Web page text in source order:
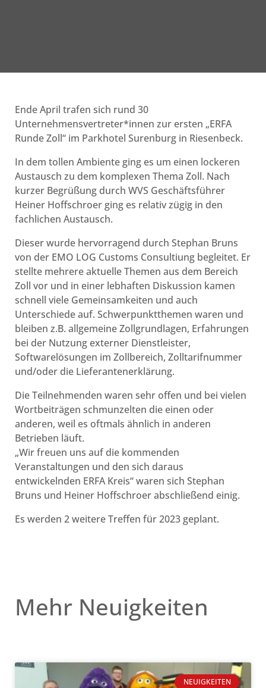
Ende April trafen sich rund 30
Unternehmensvertreter*innen zur ersten „ERFA
Runde Zoll“ im Parkhotel Surenburg in Riesenbeck.
In dem tollen Ambiente ging es um einen lockeren
Austausch zu dem komplexen Thema Zoll. Nach
kurzer Begrüßung durch WVS Geschäftsführer
Heiner Hoffschroer ging es relativ zügig in den
fachlichen Austausch.
Dieser wurde hervorragend durch Stephan Bruns
von der EMO LOG Customs Consultiung begleitet. Er
stellte mehrere aktuelle Themen aus dem Bereich
Zoll vor und in einer lebhaften Diskussion kamen
schnell viele Gemeinsamkeiten und auch
Unterschiede auf. Schwerpunktthemen waren und
bleiben z.B. allgemeine Zollgrundlagen, Erfahrungen
bei der Nutzung externer Dienstleister,
Softwarelösungen im Zollbereich, Zolltarifnummer
und/oder die Lieferantenerklärung.
Die Teilnehmenden waren sehr offen und bei vielen
Wortbeiträgen schmunzelten die einen oder
anderen, weil es oftmals ähnlich in anderen
Betrieben läuft.
„Wir freuen uns auf die kommenden
Veranstaltungen und den sich daraus
entwickelnden ERFA Kreis“ waren sich Stephan
Bruns und Heiner Hoffschroer abschließend einig.
Es werden 2 weitere Treffen für 2023 geplant.
Mehr Neuigkeiten
NEUIGKEITEN